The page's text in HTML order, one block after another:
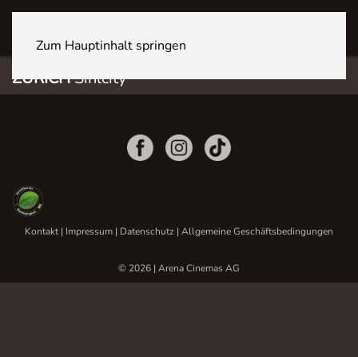
Zum Hauptinhalt springen
ZÜRICHSihlcity
Kontakt| Impressum | Datenschutz | Allgemeine Geschäftsbedingungen
© 2026 | Arena Cinemas AG